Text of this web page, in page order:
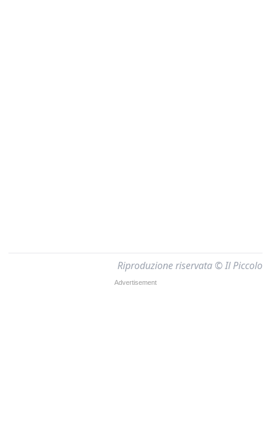
Riproduzione riservata © Il Piccolo